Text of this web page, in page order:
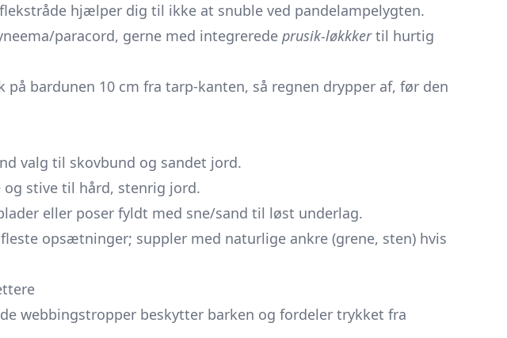
hjælper dig til ikke at snuble ved pandelampelygten.
paracord, gerne med integrerede prusik-løkkkertil hurtig
på bardunen 10 cm fra tarp-kanten, så regnen drypper af, før den
valg til skovbund og sandet jord.
og stive til hård, stenrig jord.
eller poser fyldt med sne/sand til løst underlag.
opsætninger; suppler med naturlige ankre (grene, sten) hvis
webbing­stropper beskytter barken og fordeler trykket fra